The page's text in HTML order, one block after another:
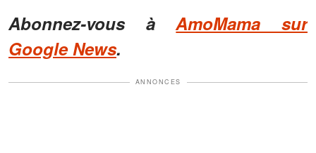
Abonnez-vous àAmoMama sur
Google News.
ANNONCES